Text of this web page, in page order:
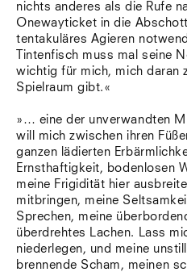
nichts anderes als die Rufe
Onewayticket in die
tentakuläres Agieren
Tintenfisch muss mal seine
wichtig für mich, mich daran
Spielraum gibt.«
»… eine der unverwandten
will mich zwischen ihren
ganzen lädierten
Ernsthaftigkeit, bodenlosen
meine Frigidität hier
mitbringen, meine
Sprechen, meine
überdrehtes Lachen. Lass
niederlegen, und meine
brennende Scham, meinen